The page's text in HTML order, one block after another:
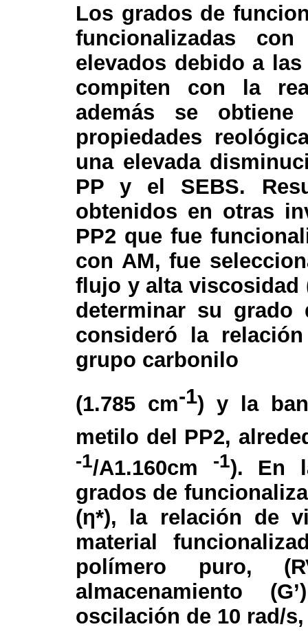
Los grados de
funcionalizadas
elevados debido a
compiten con la
además se
propiedades
una elevada
PP y el SEBS.
obtenidos en otras
PP2 que fue
con AM, fue
flujo y alta viscosidad
determinar su grado
consideró la
grupo carbonilo
(1.785 cm-1) y la
metilo del PP2,
-1/A1.160cm -1). En
grados de
(η*), la relación de
material
polímero puro,
almacenamiento
oscilación de 10 rad/s,